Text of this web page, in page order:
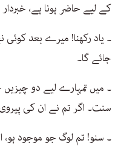
کے لیے حاضر ہونا ہے،
۔ یاد رکھنا! میرے بعد کوئی
جائے گا۔
۔ میں تمہارے لیے دو چیزیں
سنت۔ اگر تم نے ان کی
۔ سنو! تم لوگ جو موجود ہو،